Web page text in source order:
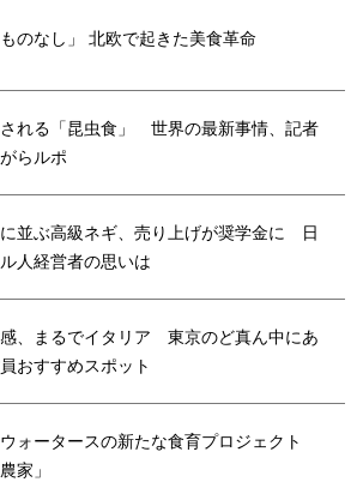
ものなし」 北欧で起きた美食革命
れる「昆虫食」 世界の最新事情、記者
らルポ
並ぶ高級ネギ、売り上げが奨学金に 日
人経営者の思いは
、まるでイタリア 東京のど真ん中にあ
おすすめスポット
ォータースの新たな食育プロジェクト
家」